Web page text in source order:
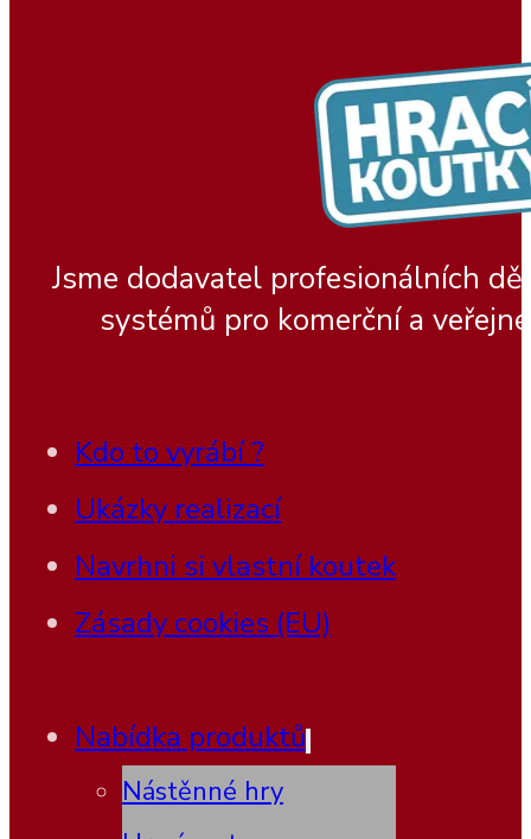
Jsme dodavatel profesionálních
systémů pro komerční a
Kdo to vyrábí ?
Ukázky realizací
Navrhni si vlastní koutek
Zásady cookies (EU)
Nabídka produktů
Nástěnné hry